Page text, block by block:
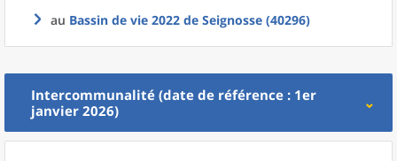
au Bassin de vie 2022 de Seignosse (40296)
Intercommunalité (date de référence : 1er
janvier 2026)